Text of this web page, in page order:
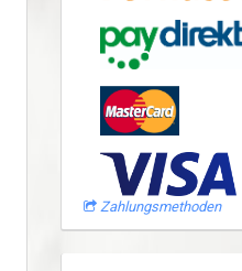
Zahlungsmethoden